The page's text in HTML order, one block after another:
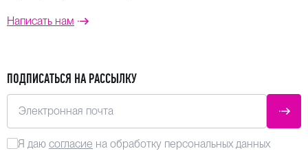
Написать нам
ПОДПИСАТЬСЯ НА РАССЫЛКУ
Электронная почта
Я даю согласие на обработку персональных данных